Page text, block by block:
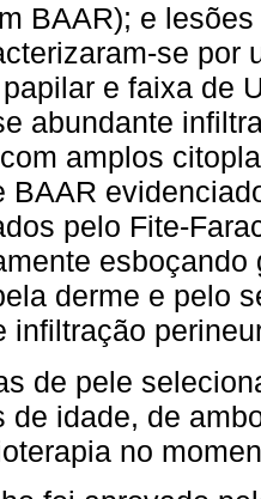
BAAR); e
se por
e faixa de
abundante
amplos
BAAR
pelo Fite-
derme e pelo
infiltração
de pele
de idade, de
no